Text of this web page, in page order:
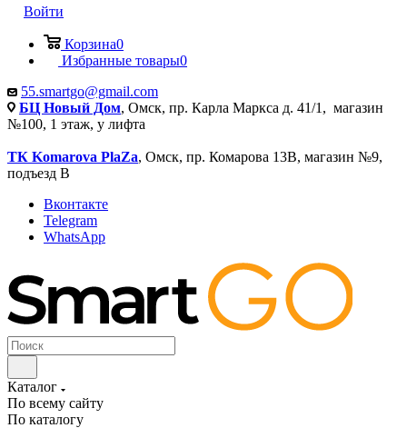
Войти
Корзина0
Избранные товары0
55.smartgo@gmail.com
БЦ Новый Дом, Омск, пр. Карла Маркса д. 41/1, магазин
№100, 1 этаж, у лифта
ТК Komarova PlaZa, Омск, пр. Комарова 13В, магазин №9,
подъезд В
Вконтакте
Telegram
WhatsApp
Каталог
По всему сайту
По каталогу